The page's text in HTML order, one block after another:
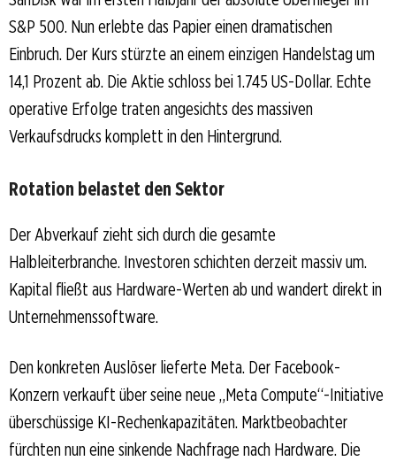
S&P 500. Nun erlebte das Papier einen dramatischen
Einbruch. Der Kurs stürzte an einem einzigen Handelstag um
14,1 Prozent ab. Die Aktie schloss bei 1.745 US-Dollar. Echte
operative Erfolge traten angesichts des massiven
Verkaufsdrucks komplett in den Hintergrund.
Rotation belastet den Sektor
Der Abverkauf zieht sich durch die gesamte
Halbleiterbranche. Investoren schichten derzeit massiv um.
Kapital fließt aus Hardware-Werten ab und wandert direkt in
Unternehmenssoftware.
Den konkreten Auslöser lieferte Meta. Der Facebook-
Konzern verkauft über seine neue „Meta Compute“-Initiative
überschüssige KI-Rechenkapazitäten. Marktbeobachter
fürchten nun eine sinkende Nachfrage nach Hardware. Die